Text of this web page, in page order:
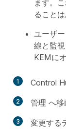
ます。
ることは
ユーザ
線と監
KEMに
1 Control
2 管理 へ
3 変更する